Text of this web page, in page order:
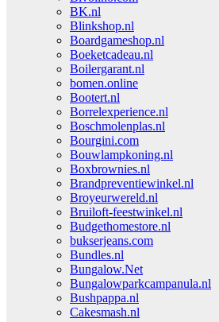
BK.nl
Blinkshop.nl
Boardgameshop.nl
Boeketcadeau.nl
Boilergarant.nl
bomen.online
Bootert.nl
Borrelexperience.nl
Boschmolenplas.nl
Bourgini.com
Bouwlampkoning.nl
Boxbrownies.nl
Brandpreventiewinkel.nl
Broyeurwereld.nl
Bruiloft-feestwinkel.nl
Budgethomestore.nl
bukserjeans.com
Bundles.nl
Bungalow.Net
Bungalowparkcampanula.nl
Bushpappa.nl
Cakesmash.nl